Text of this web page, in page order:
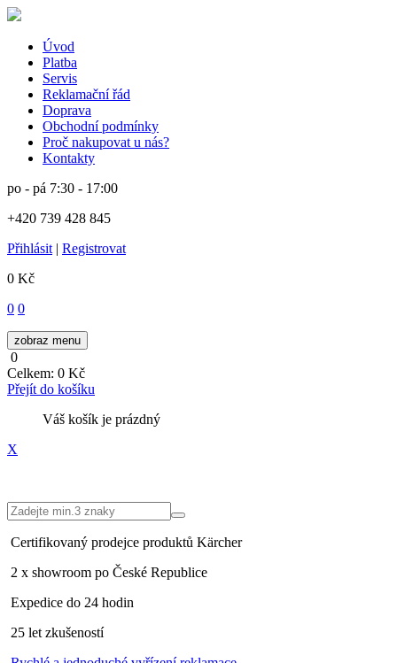
Úvod
Platba
Servis
Reklamační řád
Doprava
Obchodní podmínky
Proč nakupovat u nás?
Kontakty
po - pá 7:30 - 17:00
+420 739 428 845
Přihlásit | Registrovat
0 Kč
0 0
zobraz menu
0
Celkem: 0 Kč
Přejít do košíku
Váš košík je prázdný
X
Certifikovaný prodejce produktů Kärcher
2 x showroom po České Republice
Expedice do 24 hodin
25 let zkušeností